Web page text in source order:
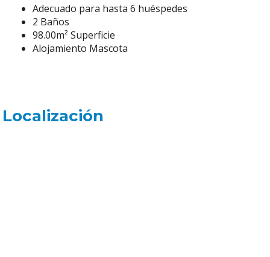
Adecuado para hasta 6 huéspedes
2 Baños
98.00m² Superficie
Alojamiento Mascota
Localización